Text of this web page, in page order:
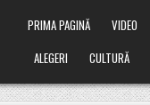
PRIMA PAGINĂ VIDEO
ALEGERI
CULTURĂ